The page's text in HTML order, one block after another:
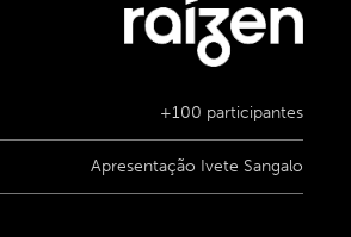
+100 participantes
Apresentação Ivete Sangalo